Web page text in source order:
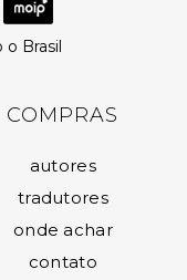
Brasil
COMPRAS
autores
tradutores
onde achar
contato